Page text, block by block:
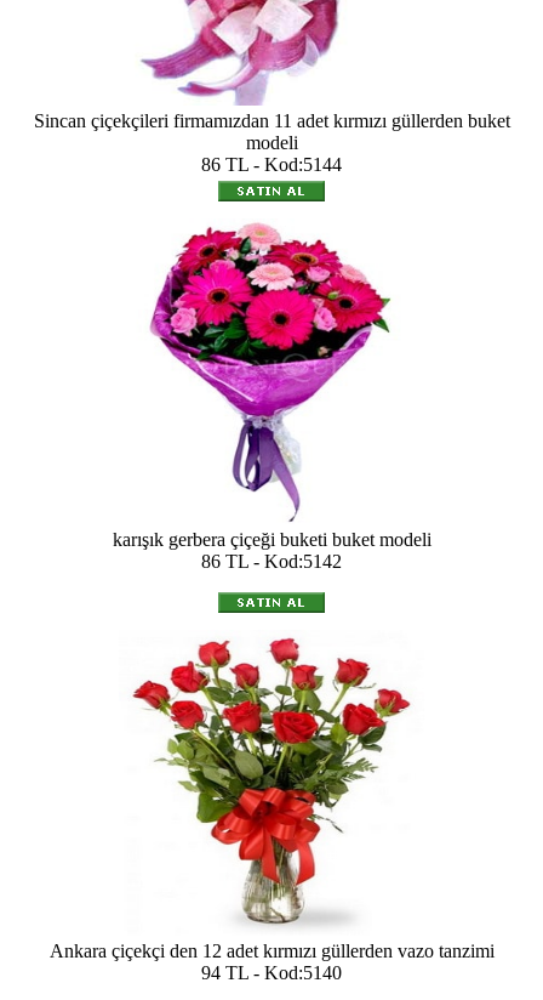
Sincan çiçekçileri firmamızdan 11 adet kırmızı güllerden buket
modeli
86 TL - Kod:5144
karışık gerbera çiçeği buketi buket modeli
86 TL - Kod:5142
Ankara çiçekçi den 12 adet kırmızı güllerden vazo tanzimi
94 TL - Kod:5140